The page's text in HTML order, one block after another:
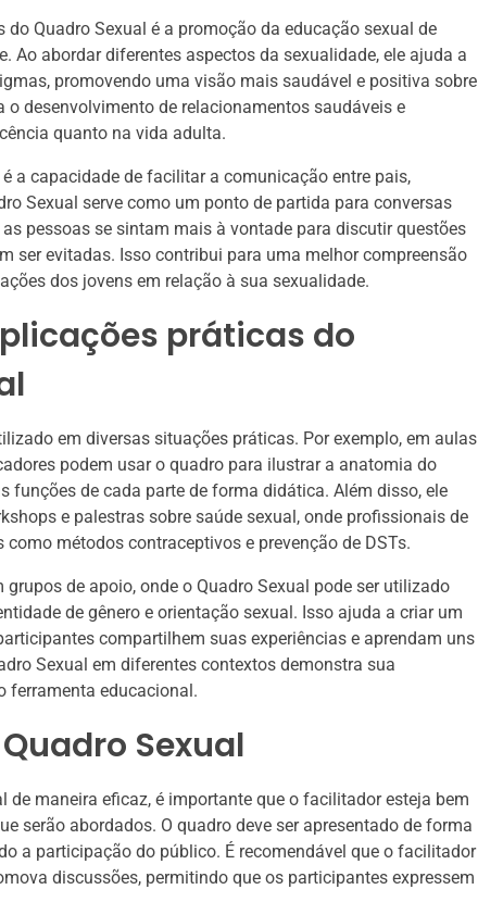
Quadro Sexual é a promoção da educação sexual de
Ao abordar diferentes aspectos da sexualidade, ele ajuda a
promovendo uma visão mais saudável e positiva sobre
o desenvolvimento de relacionamentos saudáveis e
quanto na vida adulta.
a capacidade de facilitar a comunicação entre pais,
Sexual serve como um ponto de partida para conversas
pessoas se sintam mais à vontade para discutir questões
ser evitadas. Isso contribui para uma melhor compreensão
dos jovens em relação à sua sexualidade.
práticas do
em diversas situações práticas. Por exemplo, em aulas
podem usar o quadro para ilustrar a anatomia do
funções de cada parte de forma didática. Além disso, ele
e palestras sobre saúde sexual, onde profissionais de
métodos contraceptivos e prevenção de DSTs.
de apoio, onde o Quadro Sexual pode ser utilizado
de gênero e orientação sexual. Isso ajuda a criar um
compartilhem suas experiências e aprendam uns
Sexual em diferentes contextos demonstra sua
ferramenta educacional.
Sexual
de maneira eficaz, é importante que o facilitador esteja bem
serão abordados. O quadro deve ser apresentado de forma
a participação do público. É recomendável que o facilitador
discussões, permitindo que os participantes expressem